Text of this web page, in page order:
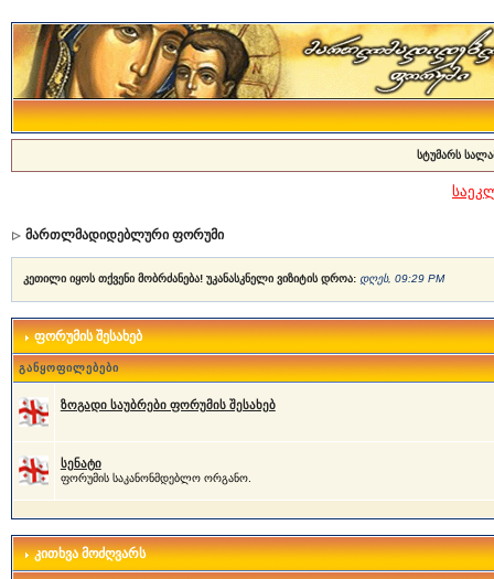
სტუმარს
მართლმადიდებლური ფორუმი
კეთილი იყოს თქვენი მობრძანება! უკანასკნელი ვიზიტის დროა: დღეს, 09:29 PM
ფორუმის შესახებ
განყოფილებები
ზოგადი საუბრები ფორუმის შესახებ
სენატი
ფორუმის საკანონმდებლო ორგანო.
კითხვა მოძღვარს